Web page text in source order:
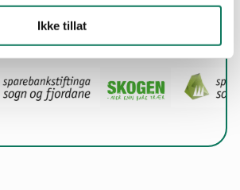
Ikke tillat
sponsorane våre!